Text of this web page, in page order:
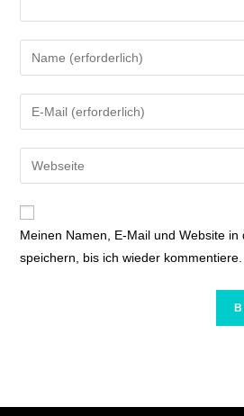
Meinen Namen, E-Mail und Website in
speichern, bis ich wieder kommentiere.